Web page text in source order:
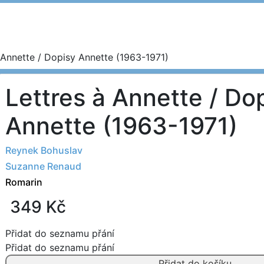
/ Dopisy Annette (1963-1971)
Lettres à Annette /
Annette (1963-1971)
Reynek Bohuslav
Suzanne Renaud
Romarin
349 Kč
Přidat do seznamu přání
Přidat do seznamu přání
Lettres